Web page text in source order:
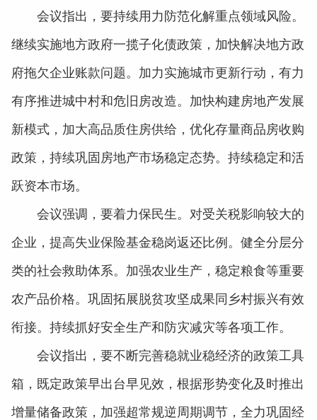
会议指出，要持续用力防范化解重点领域风险。
继续实施地方政府一揽子化债政策，加快解决地方政
府拖欠企业账款问题。加力实施城市更新行动，有力
有序推进城中村和危旧房改造。加快构建房地产发展
新模式，加大高品质住房供给，优化存量商品房收购
政策，持续巩固房地产市场稳定态势。持续稳定和活
跃资本市场。
会议强调，要着力保民生。对受关税影响较大的
企业，提高失业保险基金稳岗返还比例。健全分层分
类的社会救助体系。加强农业生产，稳定粮食等重要
农产品价格。巩固拓展脱贫攻坚成果同乡村振兴有效
衔接。持续抓好安全生产和防灾减灾等各项工作。
会议指出，要不断完善稳就业稳经济的政策工具
箱，既定政策早出台早见效，根据形势变化及时推出
增量储备政策，加强超常规逆周期调节，全力巩固经